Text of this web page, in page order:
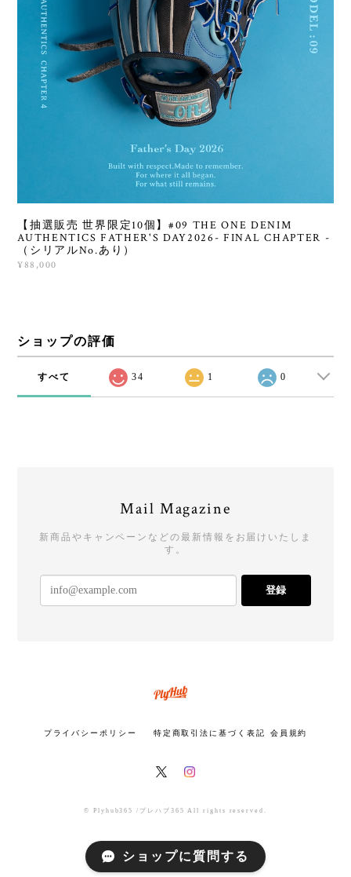
【抽選販売 世界限定10個】#09 THE ONE DENIM
AUTHENTICS FATHER'S DAY2026- FINAL CHAPTER -
（シリアルNo.あり）
¥88,000
ショップの評価
すべて 34 1 0
Mail Magazine
新商品やキャンペーンなどの最新情報をお届けいたしま
す。
登録
プライバシーポリシー 特定商取引法に基づく表記 会員規約
© Plyhub365 /プレハブ365 All rights reserved.
ショップに質問する